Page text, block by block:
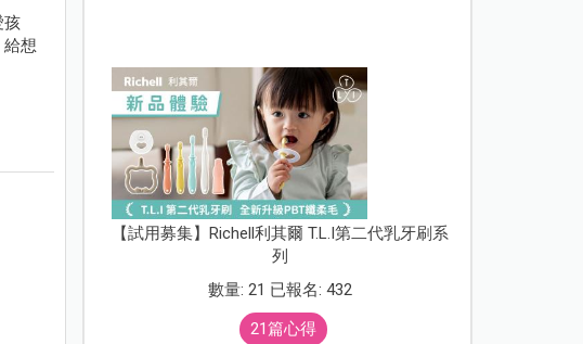
孩
想
【試用募集】Richell利其爾 T.L.I第二代乳牙刷系
列
數量: 21 已報名: 432
21篇心得